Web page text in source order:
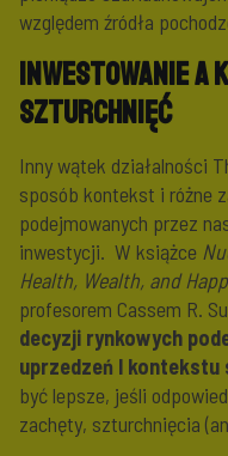
względem źródła
Inwestowanie
szturchnięć
Inny wątek działalności
sposób kontekst i różne
podejmowanych przez
inwestycji. W książce
Health, Wealth, and
profesorem Cassem R.
decyzji rynkowych
uprzedzeń I kontekstu
być lepsze, jeśli
zachęty, szturchnięcia